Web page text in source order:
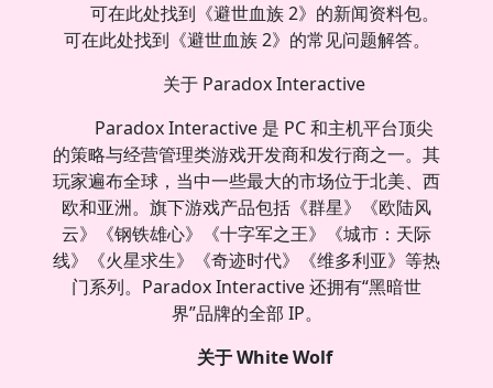
可在此处找到《避世血族 2》的新闻资料包。
可在此处找到《避世血族 2》的常见问题解答。
关于 Paradox Interactive
Paradox Interactive 是 PC 和主机平台顶尖
的策略与经营管理类游戏开发商和发行商之一。其
玩家遍布全球，当中一些最大的市场位于北美、西
欧和亚洲。旗下游戏产品包括《群星》《欧陆风
云》《钢铁雄心》《十字军之王》《城市：天际
线》《火星求生》《奇迹时代》《维多利亚》等热
门系列。Paradox Interactive 还拥有“黑暗世
界”品牌的全部 IP。
关于 White Wolf